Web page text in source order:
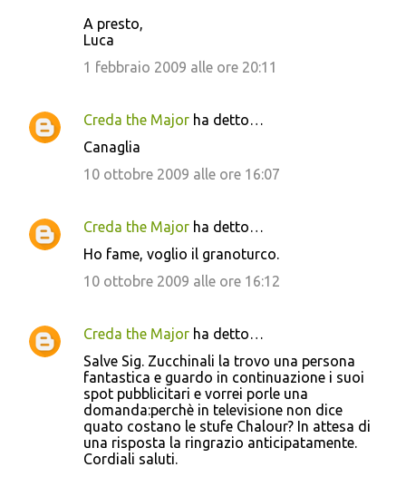
A presto,
Luca
1 febbraio 2009 alle ore 20:11
Creda the Major ha detto…
Canaglia
10 ottobre 2009 alle ore 16:07
Creda the Major ha detto…
Ho fame, voglio il granoturco.
10 ottobre 2009 alle ore 16:12
Creda the Major ha detto…
Salve Sig. Zucchinali la trovo una persona
fantastica e guardo in continuazione i suoi
spot pubblicitari e vorrei porle una
domanda:perchè in televisione non dice
quato costano le stufe Chalour? In attesa di
una risposta la ringrazio anticipatamente.
Cordiali saluti.